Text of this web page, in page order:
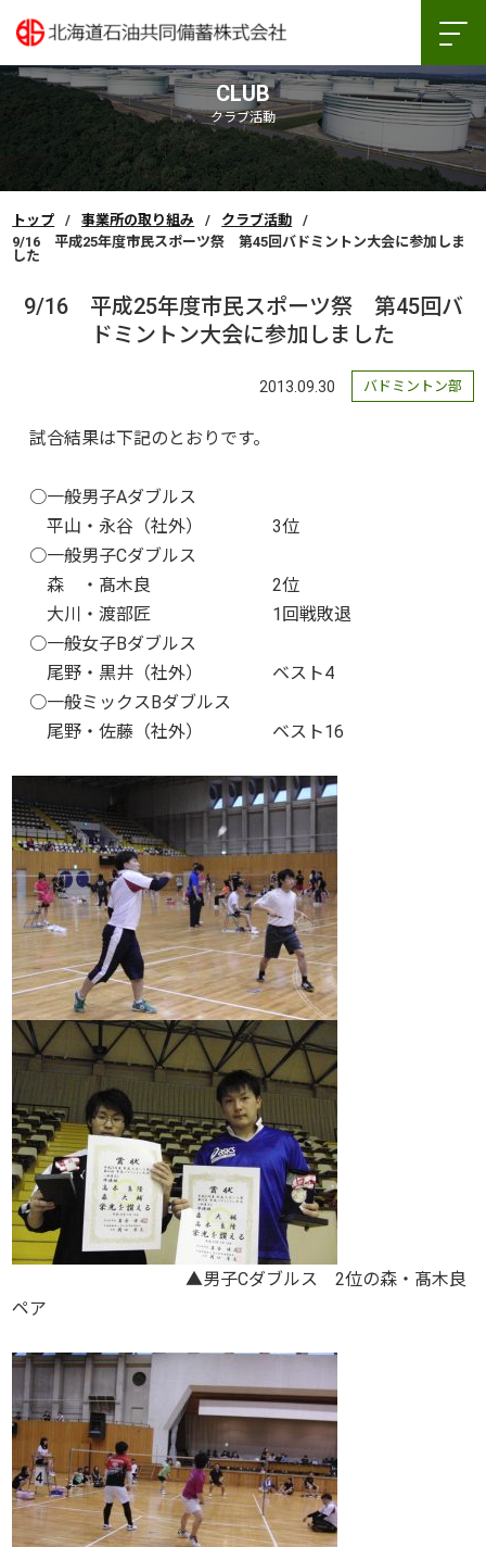
CLUB
クラブ活動
トップ 事業所の取り組み
クラブ活動
9/16 平成25年度市民スポーツ祭 第45回バドミントン大会に参加しま
した
9/16 平成25年度市民スポーツ祭 第45回バ
ドミントン大会に参加しました
2013.09.30 バドミントン部
試合結果は下記のとおりです。
○一般男子Aダブルス
平山・永谷（社外） 3位
○一般男子Cダブルス
森 ・髙木良 2位
大川・渡部匠 1回戦敗退
○一般女子Bダブルス
尾野・黒井（社外） ベスト4
○一般ミックスBダブルス
尾野・佐藤（社外） ベスト16
▲男子Cダブルス 2位の森・髙木良
ペア